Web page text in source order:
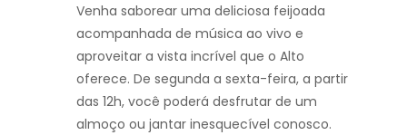
Venha saborear uma deliciosa feijoada
acompanhada de música ao vivo e
aproveitar a vista incrível que o Alto
oferece. De segunda a sexta-feira, a partir
das 12h, você poderá desfrutar de um
almoço ou jantar inesquecível conosco.